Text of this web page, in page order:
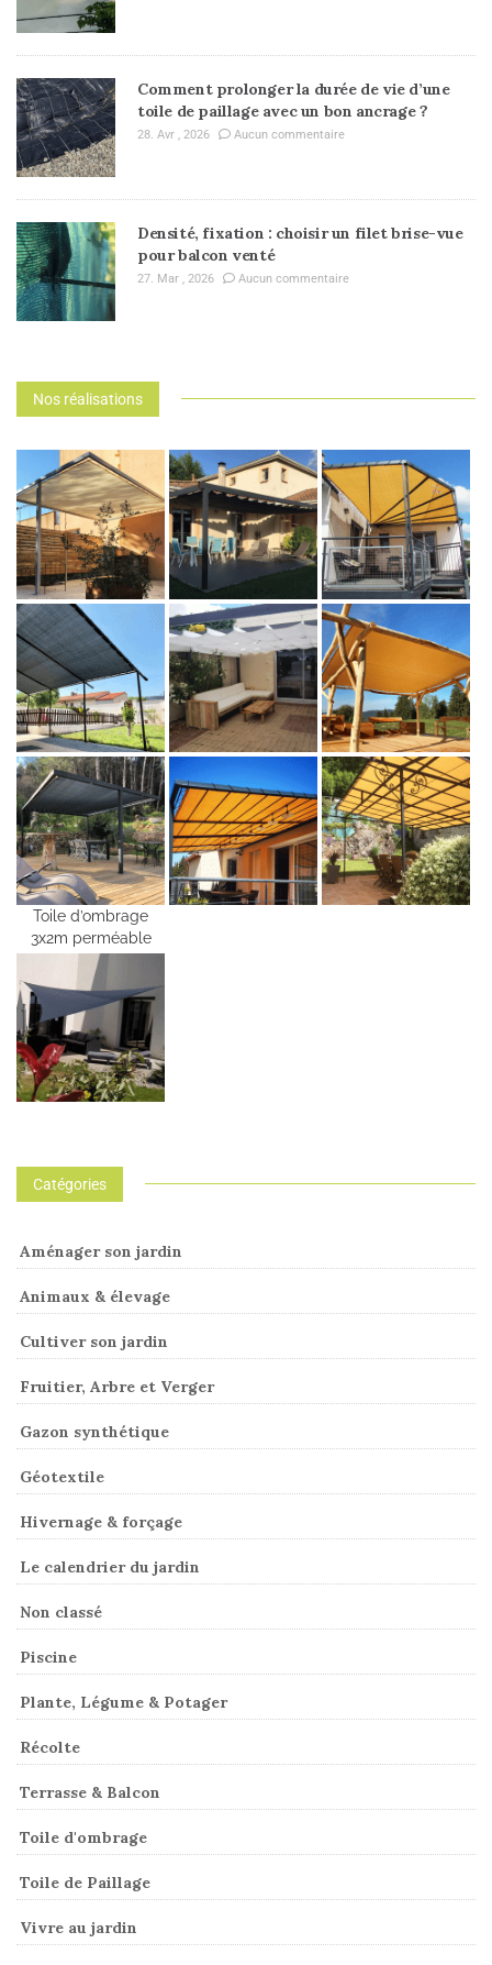
Comment prolonger la durée de vie d’une
toile de paillage avec un bon ancrage ?
28. Avr , 2026 Aucun commentaire
Densité, fixation : choisir un filet brise-vue
pour balcon venté
27. Mar , 2026 Aucun commentaire
Nos réalisations
Toile d’ombrage
3x2m perméable
Catégories
Aménager son jardin
Animaux & élevage
Cultiver son jardin
Fruitier, Arbre et Verger
Gazon synthétique
Géotextile
Hivernage & forçage
Le calendrier du jardin
Non classé
Piscine
Plante, Légume & Potager
Récolte
Terrasse & Balcon
Toile d'ombrage
Toile de Paillage
Vivre au jardin